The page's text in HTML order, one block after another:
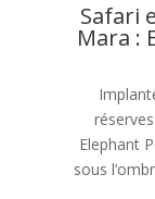
Safari
Mara :
Elephant
sous